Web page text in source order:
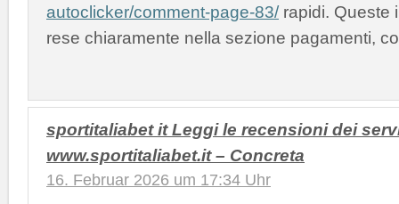
autoclicker/comment-page-83/rapidi. Queste
rese chiaramente nella sezione pagamenti,
sportitaliabet it Leggi le recensioni dei
www.sportitaliabet.it – Concreta
16. Februar 2026 um 17:34 Uhr